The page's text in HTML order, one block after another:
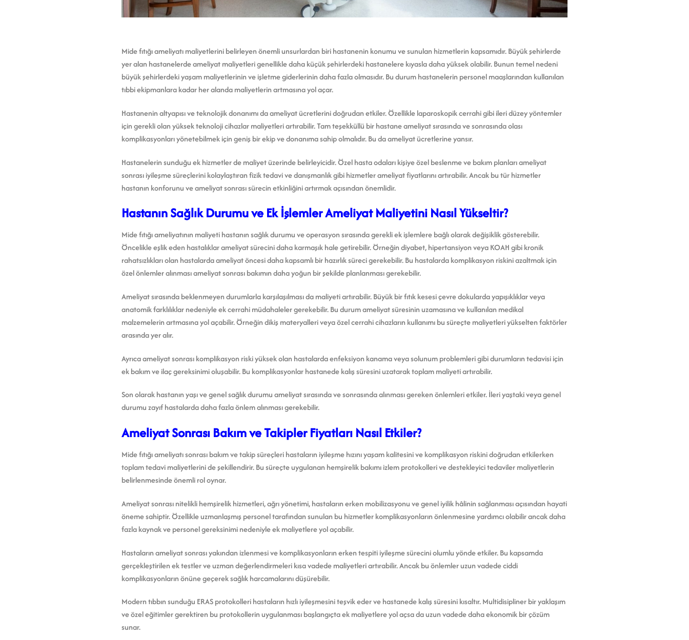
Mide fıtığı ameliyatı maliyetlerini belirleyen önemli unsurlardan biri hastanenin konumu ve sunulan hizmetlerin kapsamıdır. Büyük şehirlerde
yer alan hastanelerde ameliyat maliyetleri genellikle daha küçük şehirlerdeki hastanelere kıyasla daha yüksek olabilir. Bunun temel nedeni
büyük şehirlerdeki yaşam maliyetlerinin ve işletme giderlerinin daha fazla olmasıdır. Bu durum hastanelerin personel maaşlarından kullanılan
tıbbi ekipmanlara kadar her alanda maliyetlerin artmasına yol açar.
Hastanenin altyapısı ve teknolojik donanımı da ameliyat ücretlerini doğrudan etkiler. Özellikle laparoskopik cerrahi gibi ileri düzey yöntemler
için gerekli olan yüksek teknoloji cihazlar maliyetleri artırabilir. Tam teşekküllü bir hastane ameliyat sırasında ve sonrasında olası
komplikasyonları yönetebilmek için geniş bir ekip ve donanıma sahip olmalıdır. Bu da ameliyat ücretlerine yansır.
Hastanelerin sunduğu ek hizmetler de maliyet üzerinde belirleyicidir. Özel hasta odaları kişiye özel beslenme ve bakım planları ameliyat
sonrası iyileşme süreçlerini kolaylaştıran fizik tedavi ve danışmanlık gibi hizmetler ameliyat fiyatlarını artırabilir. Ancak bu tür hizmetler
hastanın konforunu ve ameliyat sonrası sürecin etkinliğini artırmak açısından önemlidir.
Hastanın Sağlık Durumu ve Ek İşlemler Ameliyat Maliyetini Nasıl Yükseltir?
Mide fıtığı ameliyatının maliyeti hastanın sağlık durumu ve operasyon sırasında gerekli ek işlemlere bağlı olarak değişiklik gösterebilir.
Öncelikle eşlik eden hastalıklar ameliyat sürecini daha karmaşık hale getirebilir. Örneğin diyabet, hipertansiyon veya KOAH gibi kronik
rahatsızlıkları olan hastalarda ameliyat öncesi daha kapsamlı bir hazırlık süreci gerekebilir. Bu hastalarda komplikasyon riskini azaltmak için
özel önlemler alınması ameliyat sonrası bakımın daha yoğun bir şekilde planlanması gerekebilir.
Ameliyat sırasında beklenmeyen durumlarla karşılaşılması da maliyeti artırabilir. Büyük bir fıtık kesesi çevre dokularda yapışıklıklar veya
anatomik farklılıklar nedeniyle ek cerrahi müdahaleler gerekebilir. Bu durum ameliyat süresinin uzamasına ve kullanılan medikal
malzemelerin artmasına yol açabilir. Örneğin dikiş materyalleri veya özel cerrahi cihazların kullanımı bu süreçte maliyetleri yükselten faktörler
arasında yer alır.
Ayrıca ameliyat sonrası komplikasyon riski yüksek olan hastalarda enfeksiyon kanama veya solunum problemleri gibi durumların tedavisi için
ek bakım ve ilaç gereksinimi oluşabilir. Bu komplikasyonlar hastanede kalış süresini uzatarak toplam maliyeti artırabilir.
Son olarak hastanın yaşı ve genel sağlık durumu ameliyat sırasında ve sonrasında alınması gereken önlemleri etkiler. İleri yaştaki veya genel
durumu zayıf hastalarda daha fazla önlem alınması gerekebilir.
Ameliyat Sonrası Bakım ve Takipler Fiyatları Nasıl Etkiler?
Mide fıtığı ameliyatı sonrası bakım ve takip süreçleri hastaların iyileşme hızını yaşam kalitesini ve komplikasyon riskini doğrudan etkilerken
toplam tedavi maliyetlerini de şekillendirir. Bu süreçte uygulanan hemşirelik bakımı izlem protokolleri ve destekleyici tedaviler maliyetlerin
belirlenmesinde önemli rol oynar.
Ameliyat sonrası nitelikli hemşirelik hizmetleri, ağrı yönetimi, hastaların erken mobilizasyonu ve genel iyilik hâlinin sağlanması açısından hayati
öneme sahiptir. Özellikle uzmanlaşmış personel tarafından sunulan bu hizmetler komplikasyonların önlenmesine yardımcı olabilir ancak daha
fazla kaynak ve personel gereksinimi nedeniyle ek maliyetlere yol açabilir.
Hastaların ameliyat sonrası yakından izlenmesi ve komplikasyonların erken tespiti iyileşme sürecini olumlu yönde etkiler. Bu kapsamda
gerçekleştirilen ek testler ve uzman değerlendirmeleri kısa vadede maliyetleri artırabilir. Ancak bu önlemler uzun vadede ciddi
komplikasyonların önüne geçerek sağlık harcamalarını düşürebilir.
Modern tıbbın sunduğu ERAS protokolleri hastaların hızlı iyileşmesini teşvik eder ve hastanede kalış süresini kısaltır. Multidisipliner bir yaklaşım
ve özel eğitimler gerektiren bu protokollerin uygulanması başlangıçta ek maliyetlere yol açsa da uzun vadede daha ekonomik bir çözüm
sunar.